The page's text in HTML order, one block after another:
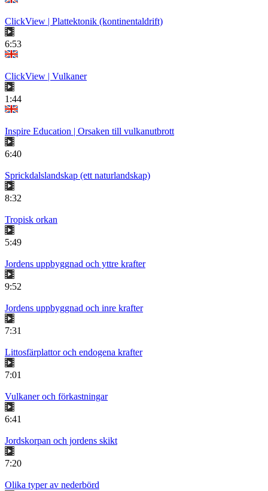
ClickView | Plattektonik (kontinentaldrift)
6:53
ClickView | Vulkaner
1:44
Inspire Education | Orsaken till vulkanutbrott
6:40
Sprickdalslandskap (ett naturlandskap)
8:32
Tropisk orkan
5:49
Jordens uppbyggnad och yttre krafter
9:52
Jordens uppbyggnad och inre krafter
7:31
Littosfärplattor och endogena krafter
7:01
Vulkaner och förkastningar
6:41
Jordskorpan och jordens skikt
7:20
Olika typer av nederbörd